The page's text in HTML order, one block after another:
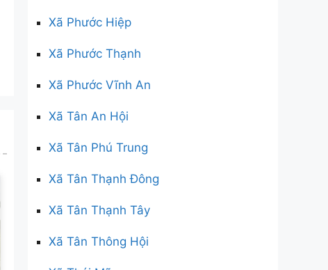
Xã Phước Hiệp
Xã Phước Thạnh
Xã Phước Vĩnh An
Xã Tân An Hội
Xã Tân Phú Trung
Xã Tân Thạnh Đông
Xã Tân Thạnh Tây
Xã Tân Thông Hội